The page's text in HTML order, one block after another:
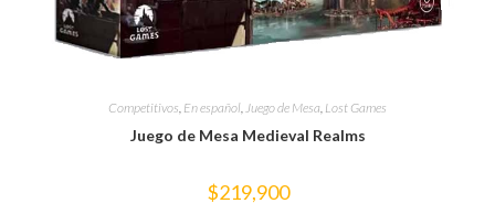
Competitivos, En español,Juego de Mesa, Lost Games
Juego de Mesa Medieval Realms
$219,900